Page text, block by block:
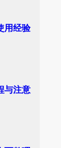
用经验
与注意